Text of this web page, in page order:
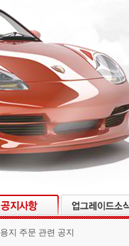
용지 주문 관련 공지